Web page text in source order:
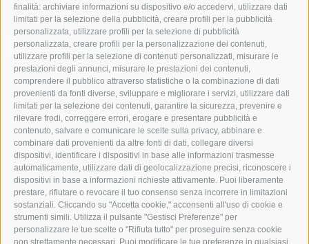
finalità: archiviare informazioni su dispositivo e/o accedervi, utilizzare dati
limitati per la selezione della pubblicità, creare profili per la pubblicità
personalizzata, utilizzare profili per la selezione di pubblicità
personalizzata, creare profili per la personalizzazione dei contenuti,
utilizzare profili per la selezione di contenuti personalizzati, misurare le
prestazioni degli annunci, misurare le prestazioni dei contenuti,
comprendere il pubblico attraverso statistiche o la combinazione di dati
provenienti da fonti diverse, sviluppare e migliorare i servizi, utilizzare dati
limitati per la selezione dei contenuti, garantire la sicurezza, prevenire e
rilevare frodi, correggere errori, erogare e presentare pubblicità e
contenuto, salvare e comunicare le scelte sulla privacy, abbinare e
combinare dati provenienti da altre fonti di dati, collegare diversi
dispositivi, identificare i dispositivi in base alle informazioni trasmesse
automaticamente, utilizzare dati di geolocalizzazione precisi, riconoscere i
dispositivi in base a informazioni richieste attivamente. Puoi liberamente
prestare, rifiutare o revocare il tuo consenso senza incorrere in limitazioni
sostanziali. Cliccando su "Accetta cookie," acconsenti all'uso di cookie e
strumenti simili. Utilizza il pulsante "Gestisci Preferenze" per
personalizzare le tue scelte o "Rifiuta tutto" per proseguire senza cookie
non strettamente necessari. Puoi modificare le tue preferenze in qualsiasi
IMMERGITI NELLA NATURA
VACANZE ESTIVE